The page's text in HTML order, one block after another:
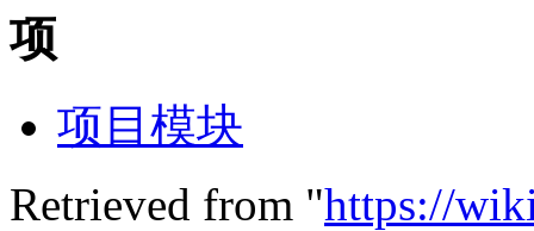
项
项目模块
Retrieved from "https://